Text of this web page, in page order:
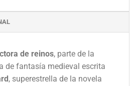
de reinos, parte de la
de fantasía medieval escrita
, superestrella de la novela